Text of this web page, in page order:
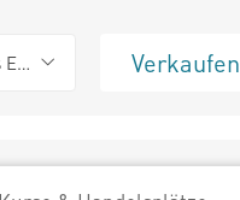
Verkaufen